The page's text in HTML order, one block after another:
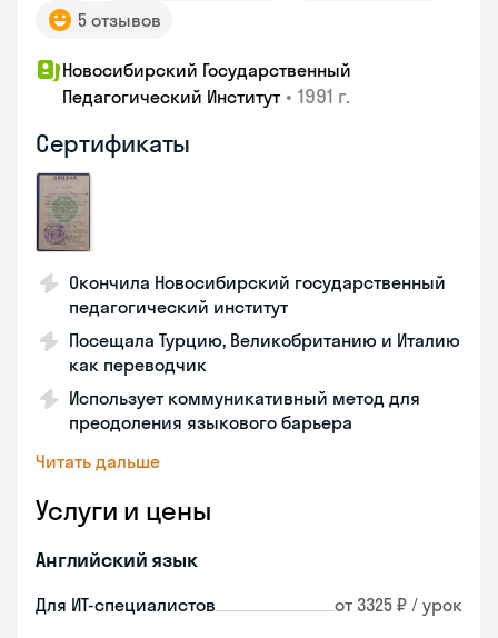
5 отзывов
Новосибирский Государственный
Педагогический Институт • 1991 г.
Сертификаты
Окончила Новосибирский государственный
педагогический институт
Посещала Турцию, Великобританию и Италию
как переводчик
Использует коммуникативный метод для
преодоления языкового барьера
Читать дальше
Услуги и цены
Английский язык
Для ИТ-специалистов от 3325 ₽ / урок